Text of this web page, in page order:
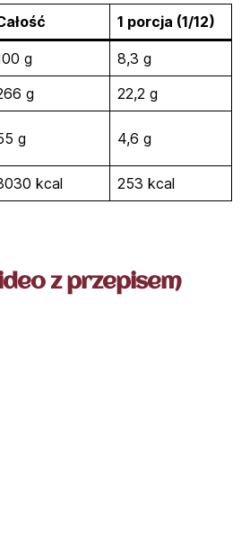
1 porcja (1/12)
g
8,3 g
g
22,2 g
g 4,6 g
kcal 253 kcal
z przepisem